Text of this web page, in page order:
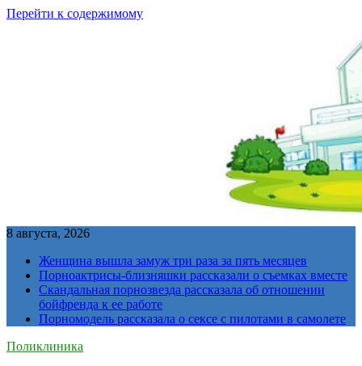
Перейти к содержимому
8 августа, 2026
Женщина вышла замуж три раза за пять месяцев
Порноактрисы-близняшки рассказали о съемках вместе
Скандальная порнозвезда рассказала об отношении
бойфренда к ее работе
Порномодель рассказала о сексе с пилотами в самолете
Поликлиника